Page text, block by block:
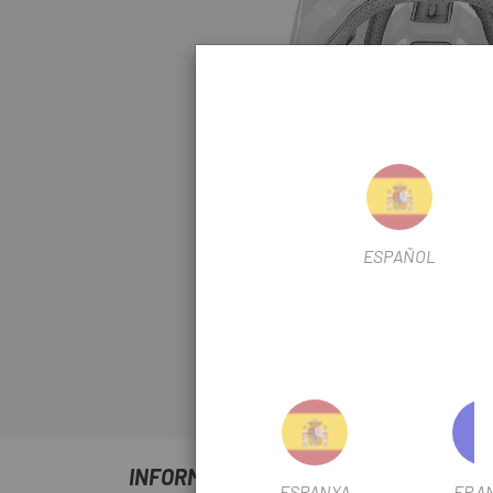
INFORMACIÓ SOBRE PADSET AMBUSH
ESPAÑOL